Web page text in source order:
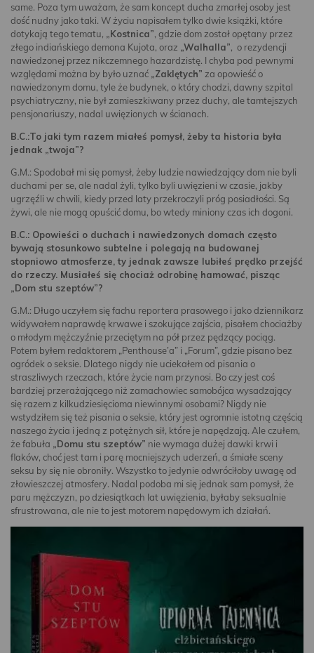
same. Poza tym uważam, że sam koncept ducha zmarłej osoby jest
dość nudny jako taki. W życiu napisałem tylko dwie książki, które
dotykają tego tematu, „Kostnica”, gdzie dom został opętany przez
złego indiańskiego demona Kujota, oraz „Walhalla”, o rezydencji
nawiedzonej przez nikczemnego hazardzistę. I chyba pod pewnymi
względami można by było uznać „Zaklętych” za opowieść o
nawiedzonym domu, tyle że budynek, o który chodzi, dawny szpital
psychiatryczny, nie był zamieszkiwany przez duchy, ale tamtejszych
pensjonariuszy, nadal uwięzionych w ścianach.
B.C.:To jaki tym razem miałeś pomysł, żeby ta historia była
jednak „twoja”?
G.M.: Spodobał mi się pomysł, żeby ludzie nawiedzający dom nie byli
duchami per se, ale nadal żyli, tylko byli uwięzieni w czasie, jakby
ugrzęźli w chwili, kiedy przed laty przekroczyli próg posiadłości. Są
żywi, ale nie mogą opuścić domu, bo wtedy miniony czas ich dogoni.
B.C.: Opowieści o duchach i nawiedzonych domach często
bywają stosunkowo subtelne i polegają na budowanej
stopniowo atmosferze, ty jednak zawsze lubiłeś prędko przejść
do rzeczy. Musiałeś się chociaż odrobinę hamować, pisząc
„Dom stu szeptów”?
G.M.: Długo uczyłem się fachu reportera prasowego i jako dziennikarz
widywałem naprawdę krwawe i szokujące zajścia, pisałem chociażby
o młodym mężczyźnie przeciętym na pół przez pędzący pociąg.
Potem byłem redaktorem „Penthouse’a” i „Forum”, gdzie pisano bez
ogródek o seksie. Dlatego nigdy nie uciekałem od pisania o
straszliwych rzeczach, które życie nam przynosi. Bo czy jest coś
bardziej przerażającego niż zamachowiec samobójca wysadzający
się razem z kilkudziesięcioma niewinnymi osobami? Nigdy nie
wstydziłem się też pisania o seksie, który jest ogromnie istotną częścią
naszego życia i jedną z potężnych sił, które je napędzają. Ale czułem,
że fabuła „Domu stu szeptów” nie wymaga dużej dawki krwi i
flaków, choć jest tam i parę mocniejszych uderzeń, a śmiałe sceny
seksu by się nie obroniły. Wszystko to jedynie odwróciłoby uwagę od
złowieszczej atmosfery. Nadal podoba mi się jednak sam pomysł, że
paru mężczyzn, po dziesiątkach lat uwięzienia, byłaby seksualnie
sfrustrowana, ale nie to jest motorem napędowym ich działań.